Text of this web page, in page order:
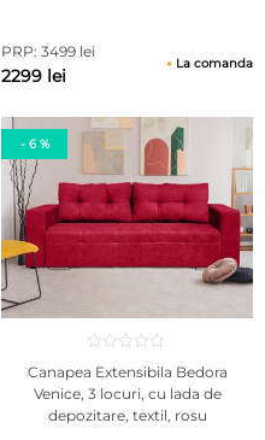
PRP: 3499 lei
2299 lei
La comanda
- 6 %
Canapea Extensibila Bedora
Venice, 3 locuri, cu lada de
depozitare, textil, rosu